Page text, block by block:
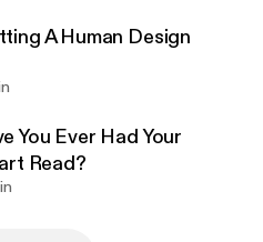
A Human Design
You Ever Had Your
Read?